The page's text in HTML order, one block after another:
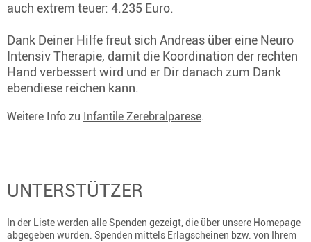
auch extrem teuer: 4.235 Euro.
Dank Deiner Hilfe freut sich Andreas über eine Neuro
Intensiv Therapie, damit die Koordination der rechten
Hand verbessert wird und er Dir danach zum Dank
ebendiese reichen kann.
Weitere Info zu Infantile Zerebralparese.
UNTERSTÜTZER
In der Liste werden alle Spenden gezeigt, die über unsere Homepage
abgegeben wurden. Spenden mittels Erlagscheinen bzw. von Ihrem